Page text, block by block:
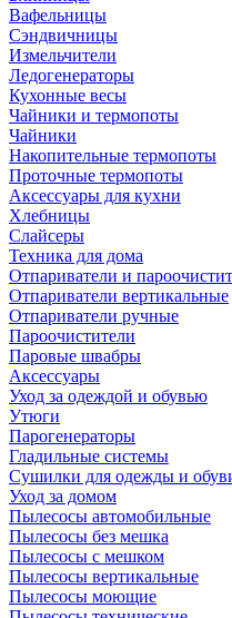
Вафельницы
Сэндвичницы
Измельчители
Ледогенераторы
Кухонные весы
Чайники и термопоты
Чайники
Накопительные термопоты
Проточные термопоты
Аксессуары для кухни
Хлебницы
Слайсеры
Техника для дома
Отпариватели и
Отпариватели вертикальные
Отпариватели ручные
Пароочистители
Паровые швабры
Аксессуары
Уход за одеждой и обувью
Утюги
Парогенераторы
Гладильные системы
Сушилки для одежды и
Уход за домом
Пылесосы автомобильные
Пылесосы без мешка
Пылесосы с мешком
Пылесосы вертикальные
Пылесосы моющие